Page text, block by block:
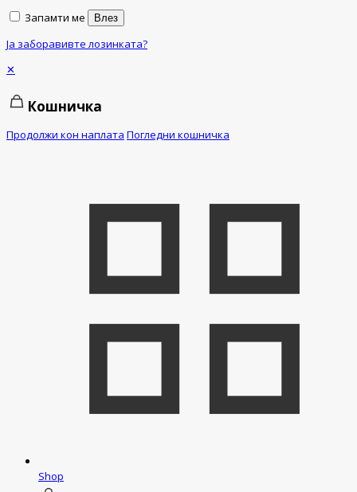
Запамти ме
Влез
Ја заборавивте лозинката?
✕
Кошничка
Продолжи кон наплата Погледни кошничка
Shop